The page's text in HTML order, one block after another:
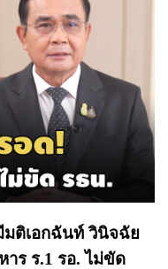
มติเอกฉันท์ วินิจฉัย
าร ร.1 รอ. ไม่ขัด